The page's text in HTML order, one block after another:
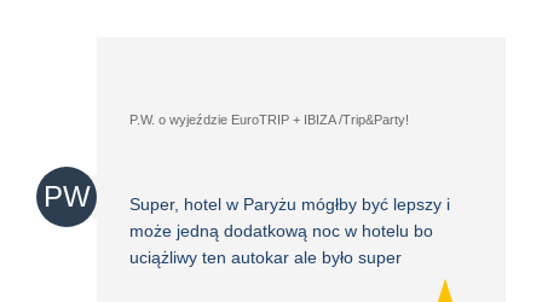
PW
P.W. o wyjeździe EuroTRIP + IBIZA /Trip&Party!
Super, hotel w Paryżu mógłby być lepszy i
może jedną dodatkową noc w hotelu bo
uciążliwy ten autokar ale było super